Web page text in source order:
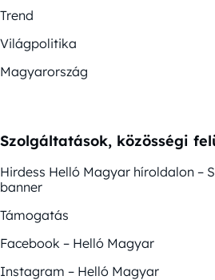
Trend
Világpolitika
Magyarország
Szolgáltatások, közösségi
Hirdess Helló Magyar híroldalon –
banner
Támogatás
Facebook – Helló Magyar
Instagram – Helló Magyar